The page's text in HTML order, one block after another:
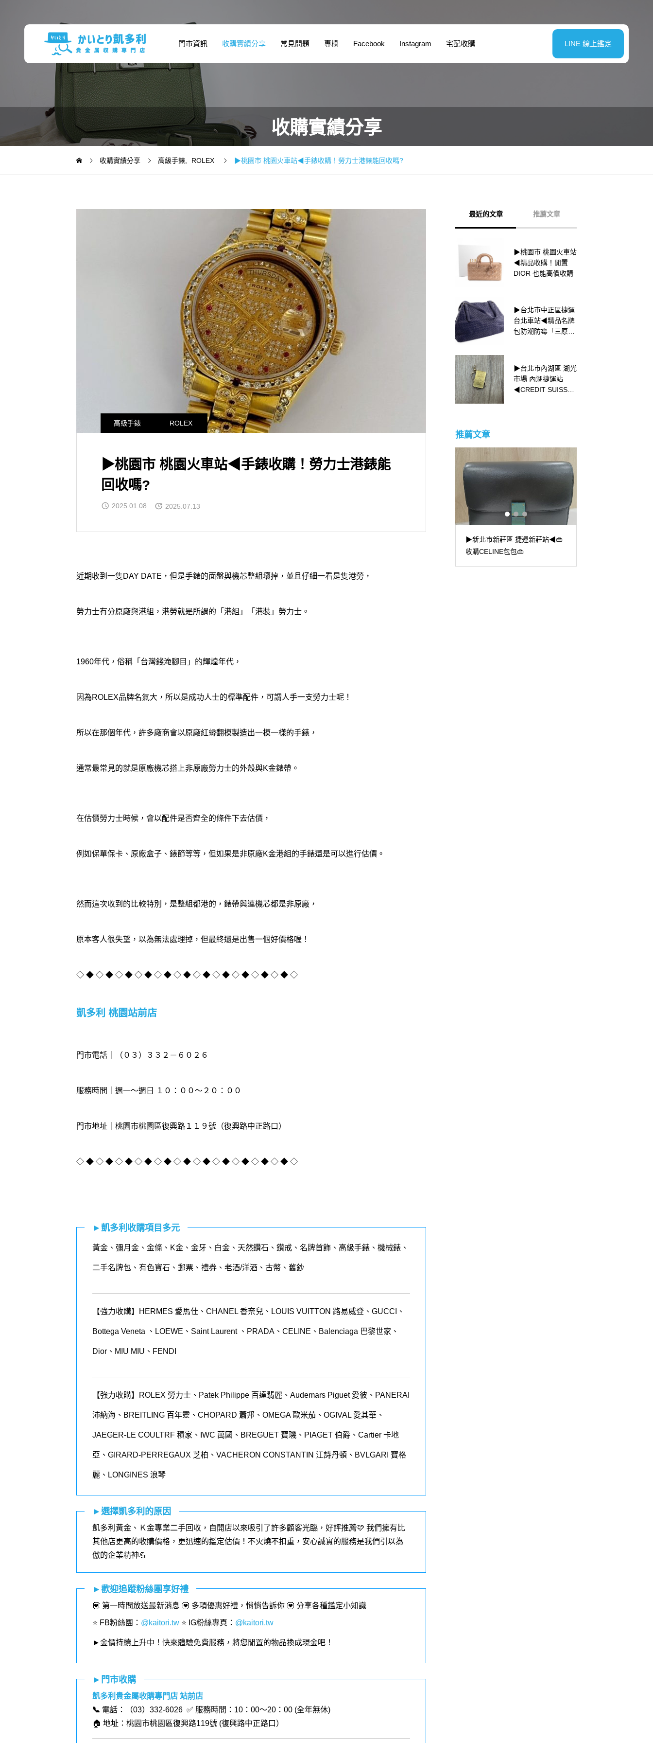
門市資訊 收購實績分享 常見問題 專欄 Facebook Instagram 宅配收購 LINE 線上鑑定
收購實績分享
收購實績分享 高級手錶 ROLEX ▶桃園市 桃園火車站◀手錶收購！勞力士港錶能回收嗎?
高級手錶 ROLEX
▶桃園市 桃園火車站◀手錶收購！勞力士港錶能
回收嗎?
2025.01.08 2025.07.13
近期收到一隻DAY DATE，但是手錶的面盤與機芯整組壞掉，並且仔細一看是隻港勞，
勞力士有分原廠與港組，港勞就是所謂的「港組」「港裝」勞力士。
1960年代，俗稱「台灣錢淹腳目」的輝煌年代，
因為ROLEX品牌名氣大，所以是成功人士的標準配件，可謂人手一支勞力士呢！
所以在那個年代，許多廠商會以原廠紅蟳翻模製造出一模一樣的手錶，
通常最常見的就是原廠機芯搭上非原廠勞力士的外殼與K金錶帶。
在估價勞力士時候，會以配件是否齊全的條件下去估價，
例如保單保卡、原廠盒子、錶節等等，但如果是非原廠K金港組的手錶還是可以進行估價。
然而這次收到的比較特別，是整組都港的，錶帶與連機芯都是非原廠，
原本客人很失望，以為無法處理掉，但最終還是出售一個好價格喔！
◇ ◆ ◇ ◆ ◇ ◆ ◇ ◆ ◇ ◆ ◇ ◆ ◇ ◆ ◇ ◆ ◇ ◆ ◇ ◆ ◇ ◆ ◇
凱多利 桃園站前店
門市電話｜（０３）３３２－６０２６
服務時間｜週一～週日 １０：００～２０：００
門市地址｜桃園市桃園區復興路１１９號（復興路中正路口）
◇ ◆ ◇ ◆ ◇ ◆ ◇ ◆ ◇ ◆ ◇ ◆ ◇ ◆ ◇ ◆ ◇ ◆ ◇ ◆ ◇ ◆ ◇
►凱多利收購項目多元
黃金 、 彌月金 、 金條 、K金、金牙、白金、天然鑽石、鑽戒、名牌首飾、高級手錶、機械錶、
二手名牌包、有色寶石、郵票、禮券、老酒/洋酒、古幣、舊鈔
【強力收購】HERMES 愛馬仕、CHANEL 香奈兒、LOUIS VUITTON 路易威登、GUCCI、
Bottega Veneta 、LOEWE、Saint Laurent 、PRADA、CELINE、Balenciaga 巴黎世家、
Dior、MIU MIU、FENDI
【強力收購】ROLEX 勞力士、 Patek Philippe 百達翡麗 、 Audemars Piguet 愛彼 、 PANERAI
沛納海、 BREITLING 百年靈、 CHOPARD 蕭邦、 OMEGA 歐米茄 、 OGIVAL 愛其華、
JAEGER-LE COULTRF 積家、IWC 萬國、BREGUET 寶璣、PIAGET 伯爵、Cartier 卡地
亞、GIRARD-PERREGAUX 芝柏、VACHERON CONSTANTIN 江詩丹頓、BVLGARI 寶格
麗、LONGINES 浪琴
►選擇凱多利的原因
凱多利黃金、Ｋ金專業二手回收，自開店以來吸引了許多顧客光臨，好評推薦🩷 我們擁有比
其他店更高的收購價格，更迅速的鑑定估價！不火燒不扣重，安心誠實的服務是我們引以為
傲的企業精神💪
►歡迎追蹤粉絲團享好禮
💟 第一時間放送最新消息 💟 多項優惠好禮，悄悄告訴你 💟 分享各種鑑定小知識
⭐️ FB粉絲團 ： @kaitori.tw ⭐️ IG粉絲專頁 ： @kaitori.tw
►金價持續上升中！快來體驗免費服務，將您閒置的物品換成現金吧！
►門市收購
凱多利貴金屬收購專門店 站前店
📞 電話：（03）332-6026 ✅ 服務時間：10：00～20：00 (全年無休)
🏠 地址：桃園市桃園區復興路119號 (復興路中正路口）
最近的文章 推薦文章
▶桃園市 桃園火車站
◀精品收購！閒置
DIOR 也能高價收購
▶台北市中正區捷運
台北車站◀精品名牌
包防潮防霉「三原
▶台北市內湖區 湖光
市場 內湖捷運站
◀CREDIT SUISSE
▶台北市中正區捷運
台北車站◀Cartier卡
地亞Love系列為何經
▶台中市/西區西屯區
南屯區南區 北區北屯
區/無盒單精品K金飾
▶新北市三重區 捷運
菜寮站◀ROLEX
DATEJUST腕錶⌚
推薦文章
▶桃園市 桃園火車站◀手錶收
購！勞力士港錶能回收嗎?